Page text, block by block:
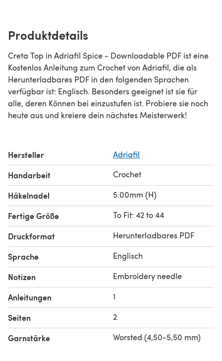
Produktdetails
Creta Top in Adriafil Spice - Downloadable PDF ist eine
Kostenlos Anleitung zum Crochet von Adriafil, die als
Herunterladbares PDF in den folgenden Sprachen
verfügbar ist: Englisch. Besonders geeignet ist sie für
alle, deren Können bei einzustufen ist. Probiere sie noch
heute aus und kreiere dein nächstes Meisterwerk!
Hersteller Adriafil
Handarbeit Crochet
Häkelnadel 5.00mm (H)
Fertige Größe To Fit: 42 to 44
Druckformat Herunterladbares PDF
Sprache Englisch
Notizen Embroidery needle
Anleitungen 1
Seiten 2
Garnstärke Worsted (4,50-5,50 mm)